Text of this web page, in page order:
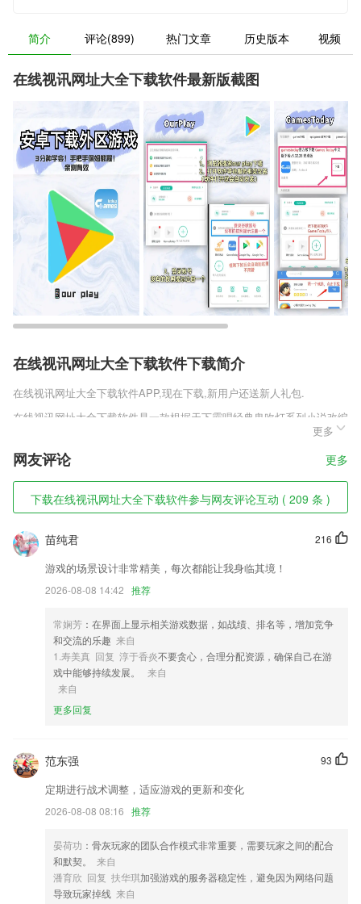
简介 评论(899) 热门文章 历史版本 视频
在线视讯网址大全下载软件最新版截图
在线视讯网址大全下载软件下载简介
在线视讯网址大全下载软件APP,现在下载,新用户还送新人礼包.
在线视讯网址大全下载软件是一款根据天下霸唱经典鬼吹灯系列小说改编
而来的2018CG级冒险悬疑解谜类MMO大作，在这里，将以国风漫画的
美术风格为大家重现地底下那宏大诡异的盗墓世界，游戏剧情高度还原鬼
吹灯小说情节，展现扣人心弦的悬疑冒险故事，与好友一起探险，破解地
底千古之谜，寻找稀世珍宝。你还在等什么，喜欢盗墓题材的玩家不要错
过。
1,自动识别公共部分进行裁剪，例如状态栏等。
2,各种类型的小说应有尽有，完全免费，然你一次性看个够。
3,【色与光】色泽与光线自然调节，让作品更有质感。
4,商家会在平台上进行免费的入住，也可以进行各种线上精准客户的引
5,合同存储,还有专门的存储途径,为用户保存好所有的合同文件
6,【海量资讯】热点内容搞笑娱乐应有尽有。
在线视讯网址大全下载软件软件优势
2.考试节目自由切换，因为放射技术2265考试的考试科目全部在此所以可
以切换；
3.获得单词跟读，锻炼你的口语能力，帮助用户2265更好的使用
5.◆家长掌控学习时间，好玩的游戏儿歌多多也不能过度游戏哦~由家长
掌控拼音、识字、书写时间；
6.·掌上点读机，让爸爸妈妈再也不用担心孩子的学习。
更多
网友评论 更多
下载在线视讯网址大全下载软件参与网友评论互动 ( 209 条 )
216
苗纯君
游戏的场景设计非常精美，每次都能让我身临其境！
2026-08-08 14:42 推荐
常娴芳 ：在界面上显示相关游戏数据，如战绩、排名等，增加竞争
和交流的乐趣 来自
1.寿美真 回复 淳于香炎不要贪心，合理分配资源，确保自己在游
戏中能够持续发展。
来自
来自
更多回复
93
范东强
定期进行战术调整，适应游戏的更新和变化
2026-08-08 08:16 推荐
晏荷功 ：骨灰玩家的团队合作模式非常重要，需要玩家之间的配合
和默契。
来自
潘育欣 回复 扶华琪加强游戏的服务器稳定性，避免因为网络问题
导致玩家掉线 来自